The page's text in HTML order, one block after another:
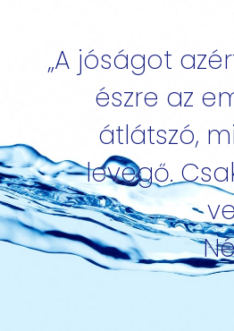
„A jóságot
észre az
átlátszó,
levegő.